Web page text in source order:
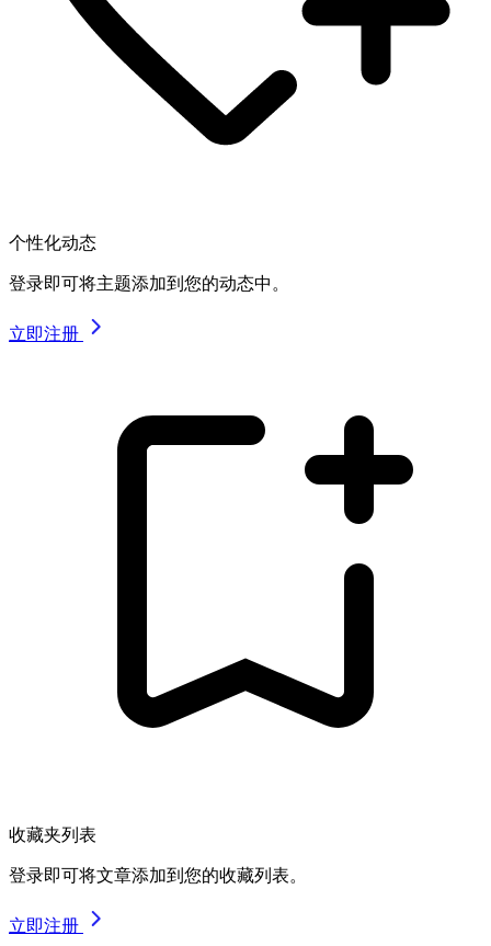
个性化动态
登录即可将主题添加到您的动态中。
立即注册
收藏夹列表
登录即可将文章添加到您的收藏列表。
立即注册